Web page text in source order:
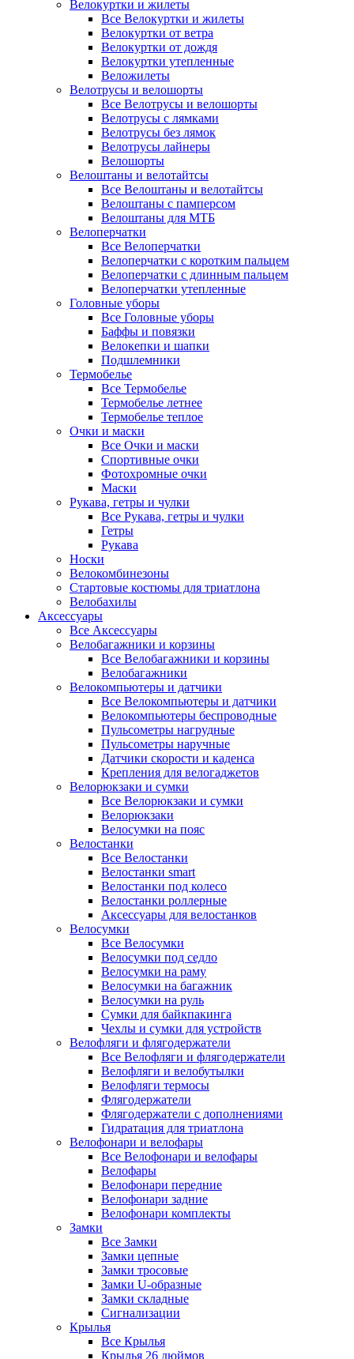
Велокуртки и жилеты
Все Велокуртки и жилеты
Велокуртки от ветра
Велокуртки от дождя
Велокуртки утепленные
Веложилеты
Велотрусы и велошорты
Все Велотрусы и велошорты
Велотрусы с лямками
Велотрусы без лямок
Велотрусы лайнеры
Велошорты
Велоштаны и велотайтсы
Все Велоштаны и велотайтсы
Велоштаны с памперсом
Велоштаны для МТБ
Велоперчатки
Все Велоперчатки
Велоперчатки с коротким пальцем
Велоперчатки с длинным пальцем
Велоперчатки утепленные
Головные уборы
Все Головные уборы
Баффы и повязки
Велокепки и шапки
Подшлемники
Термобелье
Все Термобелье
Термобелье летнее
Термобелье теплое
Очки и маски
Все Очки и маски
Спортивные очки
Фотохромные очки
Маски
Рукава, гетры и чулки
Все Рукава, гетры и чулки
Гетры
Рукава
Носки
Велокомбинезоны
Стартовые костюмы для триатлона
Велобахилы
Аксессуары
Все Аксессуары
Велобагажники и корзины
Все Велобагажники и корзины
Велобагажники
Велокомпьютеры и датчики
Все Велокомпьютеры и датчики
Велокомпьютеры беспроводные
Пульсометры нагрудные
Пульсометры наручные
Датчики скорости и каденса
Крепления для велогаджетов
Велорюкзаки и сумки
Все Велорюкзаки и сумки
Велорюкзаки
Велосумки на пояс
Велостанки
Все Велостанки
Велостанки smart
Велостанки под колесо
Велостанки роллерные
Аксессуары для велостанков
Велосумки
Все Велосумки
Велосумки под седло
Велосумки на раму
Велосумки на багажник
Велосумки на руль
Сумки для байкпакинга
Чехлы и сумки для устройств
Велофляги и флягодержатели
Все Велофляги и флягодержатели
Велофляги и велобутылки
Велофляги термосы
Флягодержатели
Флягодержатели с дополнениями
Гидратация для триатлона
Велофонари и велофары
Все Велофонари и велофары
Велофары
Велофонари передние
Велофонари задние
Велофонари комплекты
Замки
Все Замки
Замки цепные
Замки тросовые
Замки U-образные
Замки складные
Сигнализации
Крылья
Все Крылья
Крылья 26 дюймов